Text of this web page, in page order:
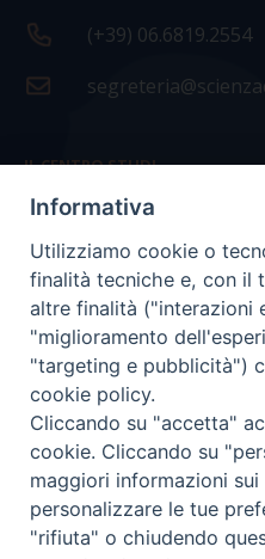
(+39) 06.6819.2554
IL CENTRO STUDI
La nostra storia
Statuto
Presidenza e ufficio
Consiglio scientifico
Coordinamento nazionale
COPYRIGHT Scienza &
Informativa
Utilizziamo cookie o
finalità tecniche e, con il
altre finalità ("interazioni
"miglioramento
"targeting e pubblicità")
cookie policy.
Cliccando su "accetta"
cookie. Cliccando su
maggiori informazioni
personalizzare le tue
"rifiuta" o chiudendo